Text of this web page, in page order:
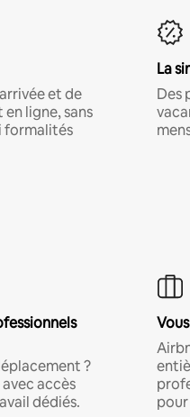
et de
ligne, sans
formalités
La
Des
?
accès
dédiés.